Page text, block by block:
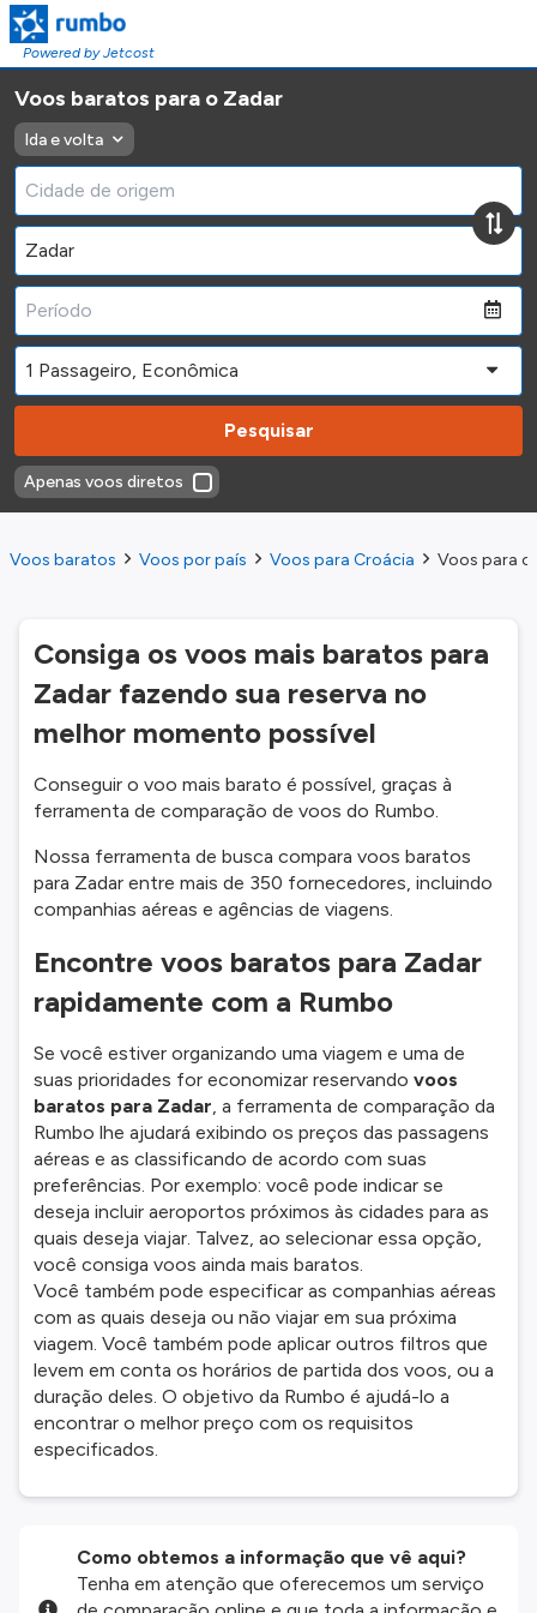
Powered by Jetcost
Voos baratos para o Zadar
Ida e volta
Pesquisar
Apenas voos diretos
Voos baratos Voos por país Voos para Croácia Voos para o
Consiga os voos mais baratos para
Zadar fazendo sua reserva no
melhor momento possível
Conseguir o voo mais barato é possível, graças à
ferramenta de comparação de voos do Rumbo.
Nossa ferramenta de busca compara voos baratos
para Zadar entre mais de 350 fornecedores, incluindo
companhias aéreas e agências de viagens.
Encontre voos baratos para Zadar
rapidamente com a Rumbo
Se você estiver organizando uma viagem e uma de
suas prioridades for economizar reservando voos
baratos para Zadar, a ferramenta de comparação da
Rumbo lhe ajudará exibindo os preços das passagens
aéreas e as classificando de acordo com suas
preferências. Por exemplo: você pode indicar se
deseja incluir aeroportos próximos às cidades para as
quais deseja viajar. Talvez, ao selecionar essa opção,
você consiga voos ainda mais baratos.
Você também pode especificar as companhias aéreas
com as quais deseja ou não viajar em sua próxima
viagem. Você também pode aplicar outros filtros que
levem em conta os horários de partida dos voos, ou a
duração deles. O objetivo da Rumbo é ajudá-lo a
encontrar o melhor preço com os requisitos
especificados.
Como obtemos a informação que vê aqui?
Tenha em atenção que oferecemos um serviço